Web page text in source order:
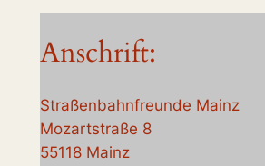
Anschrift:
Straßenbahnfreunde Mainz
Mozartstraße 8
55118 Mainz